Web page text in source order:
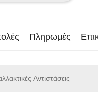
Πληρωμές
Αντιστάσεις